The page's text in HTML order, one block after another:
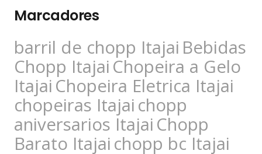
Marcadores
barril de chopp Itajai Bebidas
Chopp Itajai Chopeira a Gelo
Itajai Chopeira Eletrica Itajai
chopeiras Itajai chopp
aniversarios Itajai Chopp
Barato Itajai chopp bc Itajai